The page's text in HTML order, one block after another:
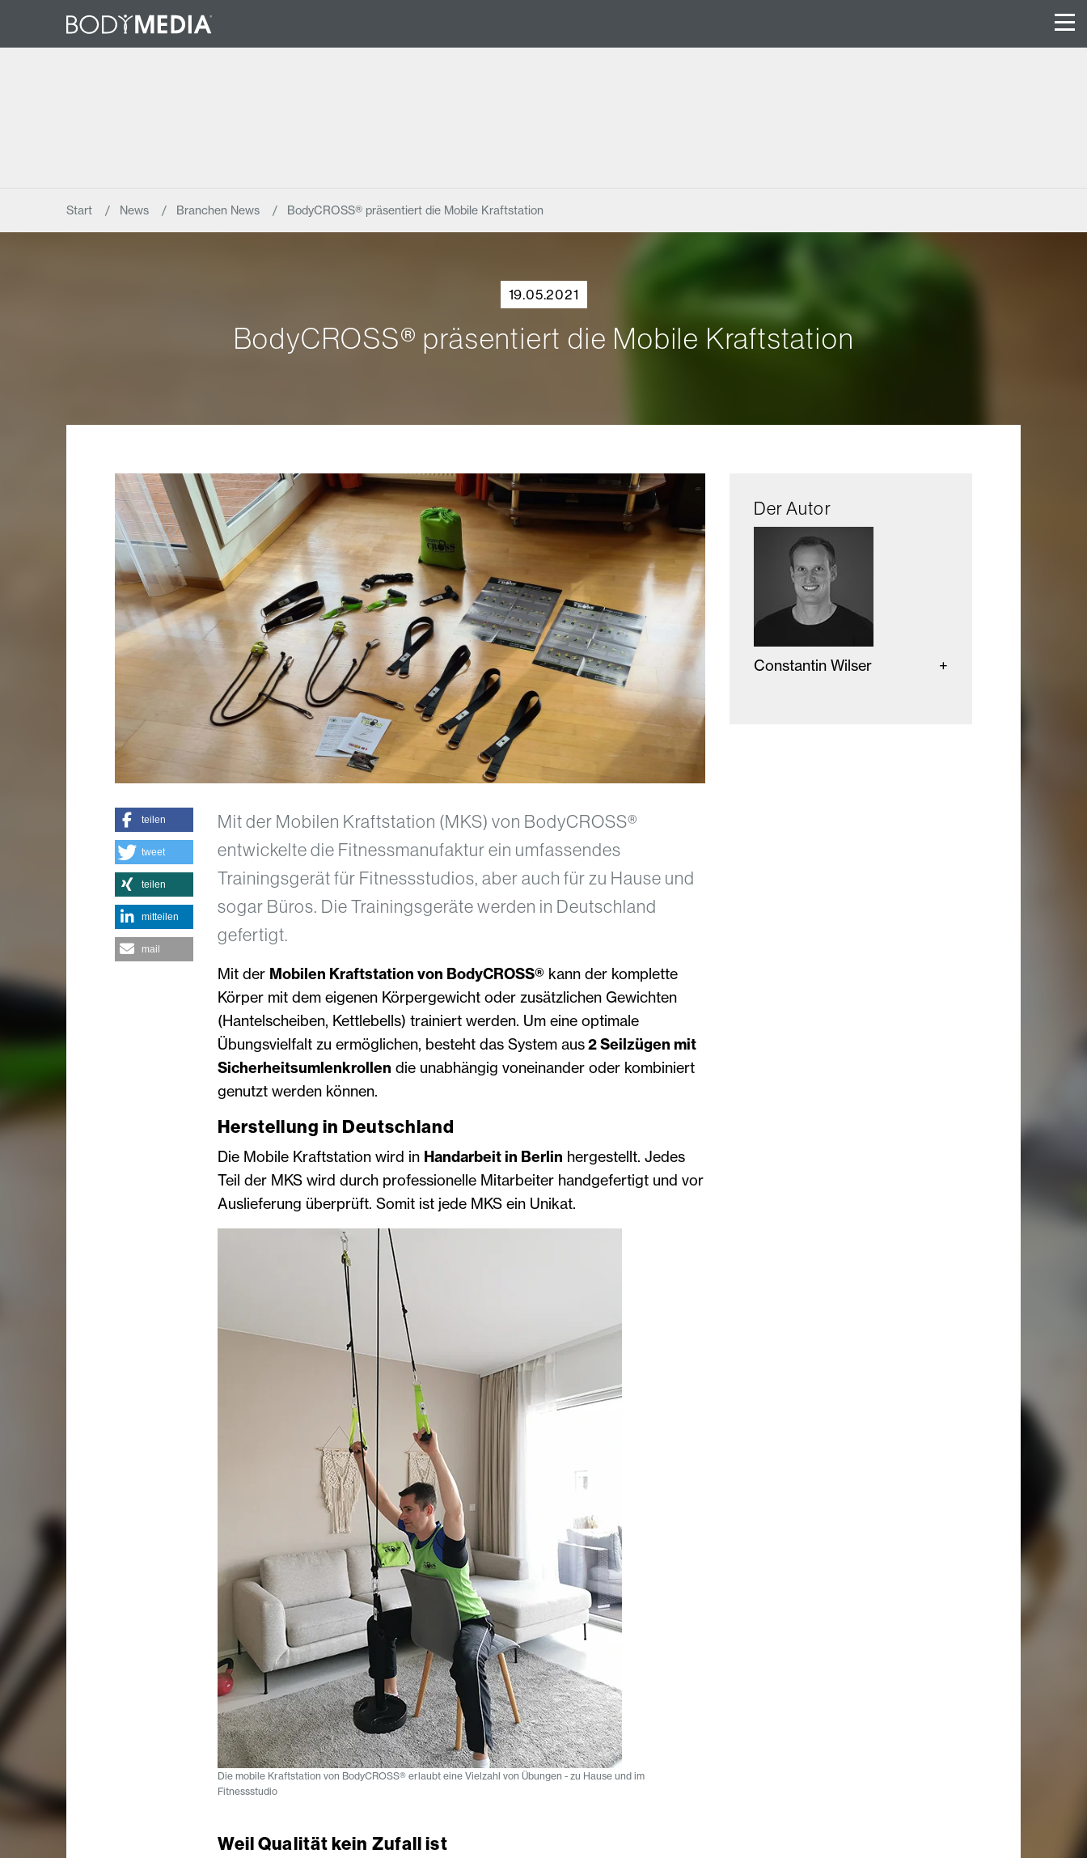
Start News Branchen News BodyCROSS® präsentiert die Mobile Kraftstation
19.05.2021
BodyCROSS® präsentiert die Mobile Kraftstation
Mit der Mobilen Kraftstation (MKS) von BodyCROSS®
entwickelte die Fitnessmanufaktur ein umfassendes
Trainingsgerät für Fitnessstudios, aber auch für zu Hause und
sogar Büros. Die Trainingsgeräte werden in Deutschland
gefertigt.
Mit der Mobilen Kraftstation von BodyCROSS® kann der komplette
Körper mit dem eigenen Körpergewicht oder zusätzlichen Gewichten
(Hantelscheiben, Kettlebells) trainiert werden. Um eine optimale
Übungsvielfalt zu ermöglichen, besteht das System aus2 Seilzügen mit
Sicherheitsumlenkrollen die unabhängig voneinander oder kombiniert
genutzt werden können.
Herstellung in Deutschland
Die Mobile Kraftstation wird in Handarbeit in Berlin hergestellt. Jedes
Teil der MKS wird durch professionelle Mitarbeiter handgefertigt und vor
Auslieferung überprüft. Somit ist jede MKS ein Unikat.
Die mobile Kraftstation von BodyCROSS® erlaubt eine Vielzahl von Übungen - zu Hause und im
Fitnessstudio
Weil Qualität kein Zufall ist
teilen
tweet
teilen
mitteilen
mail
Der Autor
Constantin Wilser